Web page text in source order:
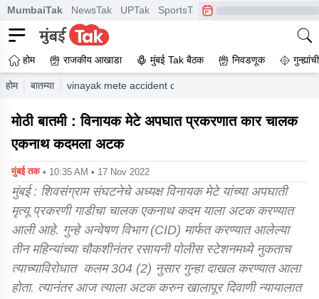
MumbaiTak NewsTak UPTak SportsTak CrimeTak
होम राजकीय आखाडा मुंबई Tak बैठक निवडणूक
होम बातम्या vinayak mete accident case police arrest car driver
मोठी बातमी : विनायक मेटे अपघात प्रकरणात कार चालक
एकनाथ कदमला अटक
मुंबई तक • 10:35 AM • 17 Nov 2022
मुंबई : शिवसंग्राम संघटनेचे अध्यक्ष विनायक मेटे यांच्या अपघाती
मृत्यू प्रकरणी गाडीचा चालक एकनाथ कदम याला अटक करण्यात
आली आहे. गुन्हे अन्वेषण विभाग (CID) मार्फत करण्यात आलेल्या
तीन महिन्यांच्या चौकशीनंतर रसायनी पोलीस स्टेशनमध्ये नुकताच
त्याच्याविरोधात कलम 304 (2) नुसार गुन्हा दाखल करण्यात आला
होता. त्यानंतर आज त्याला अटक करुन खालापूर दिवाणी न्यायालात